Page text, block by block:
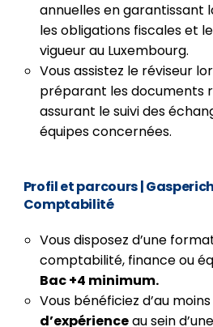
annuelles en garantissant
les obligations fiscales et
vigueur au Luxembourg.
Vous assistez le réviseur
préparant les documents
assurant le suivi des
équipes concernées.
Profil et parcours |
Comptabilité
Vous disposez d’une
comptabilité, finance ou
Bac +4 minimum.
Vous bénéficiez d’au moins
d’expérienceau sein